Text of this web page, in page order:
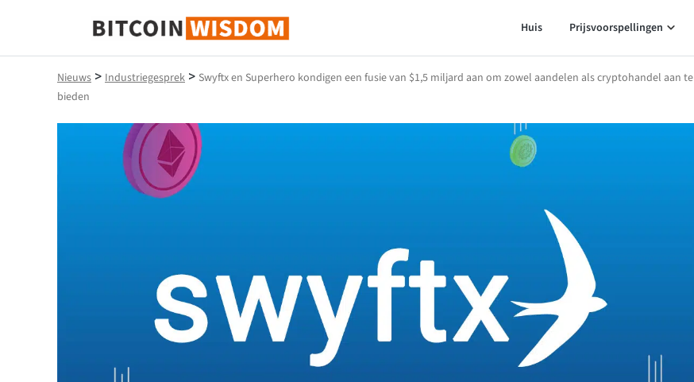
Bitcoin-wijsheid
Huis Prijsvoorspellingen
Nieuws > Industriegesprek > Swyftx en Superhero kondigen een fusie van $1,5 miljard aan om zowel aandelen als cryptohandel aan te
bieden